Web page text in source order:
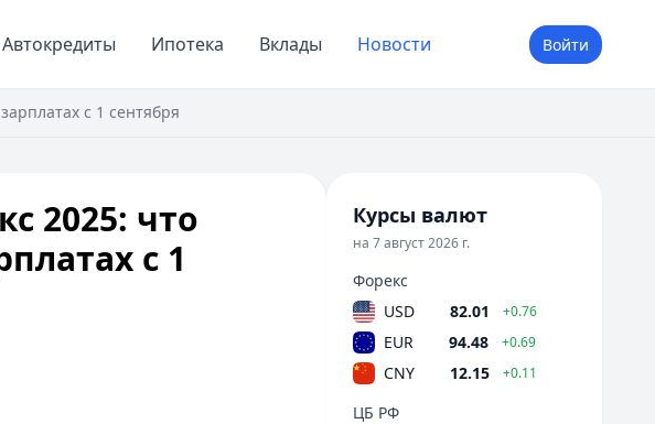
Автокредиты Ипотека Вклады Новости Войти
с 1 сентября
2025: что
с 1
Курсы валют
на 7 август 2026 г.
Форекс
USD
82.01 +0.76
EUR 94.48 +0.69
CNY 12.15 +0.11
ЦБ РФ